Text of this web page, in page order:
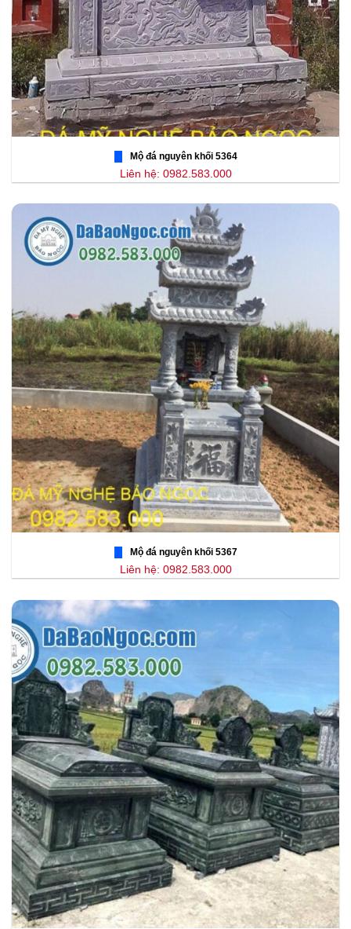
Mộ đá nguyên khối 5364
Liên hệ: 0982.583.000
Mộ đá nguyên khối 5367
Liên hệ: 0982.583.000